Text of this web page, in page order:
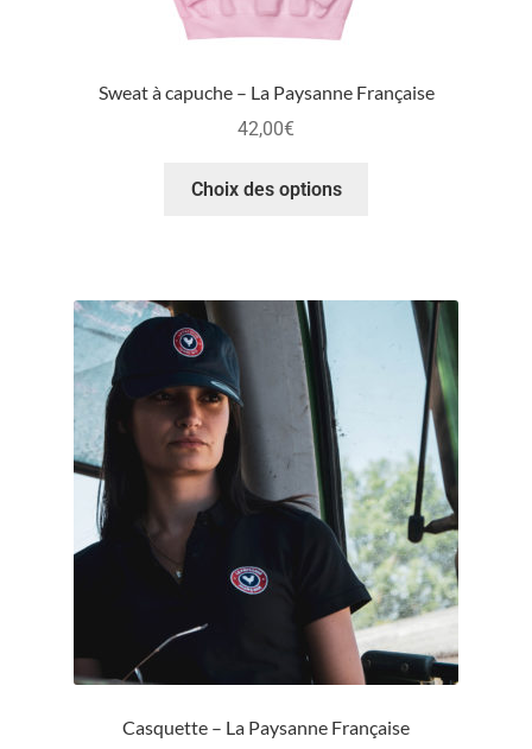
Sweat à capuche – La Paysanne Française
42,00€
Choix des options
Casquette – La Paysanne Française